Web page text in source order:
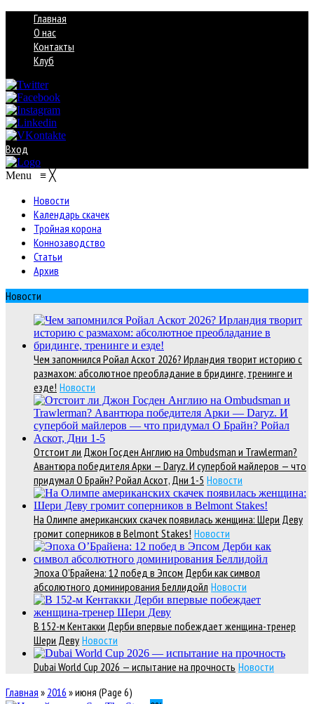
Главная
О нас
Контакты
Клуб
Вход
Menu ≡ ╳
Новости
Календарь скачек
Тройная корона
Коннозаводство
Статьи
Архив
Новости
Чем запомнился Ройал Аскот 2026? Ирландия творит историю с
размахом: абсолютное преобладание в бридинге, тренинге и
езде! Новости
Отстоит ли Джон Госден Англию на Ombudsman и Trawlerman?
Авантюра победителя Арки — Daryz. И супербой майлеров — что
придумал О Брайн? Ройал Аскот, Дни 1-5 Новости
На Олимпе американских скачек появилась женщина: Шери Деву
громит соперников в Belmont Stakes! Новости
Эпоха О’Брайена: 12 побед в Эпсом Дерби как символ
абсолютного доминирования Беллидойл Новости
В 152-м Кентакки Дерби впервые побеждает женщина-тренер
Шери Деву Новости
Dubai World Cup 2026 — испытание на прочность Новости
Главная » 2016 »июня (Page 6)